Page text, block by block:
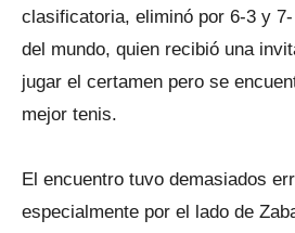
clasificatoria, eliminó por 6-3 y
del mundo, quien recibió una
jugar el certamen pero se
mejor tenis.
El encuentro tuvo demasiados
especialmente por el lado de